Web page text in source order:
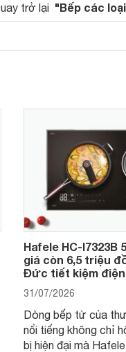
trở lại "Bếp các
Hafele HC-I7323B
giá còn 6,5 triệu
Đức tiết kiệm
31/07/2026
Dòng bếp từ của
nổi tiếng không chỉ
bị hiện đại mà